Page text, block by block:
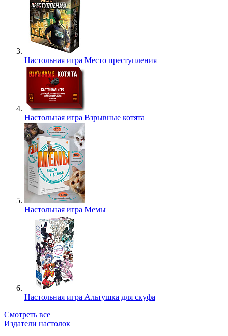
Настольная игра Место преступления
Настольная игра Взрывные котята
Настольная игра Мемы
Настольная игра Альтушка для скуфа
Смотреть все
Издатели настолок